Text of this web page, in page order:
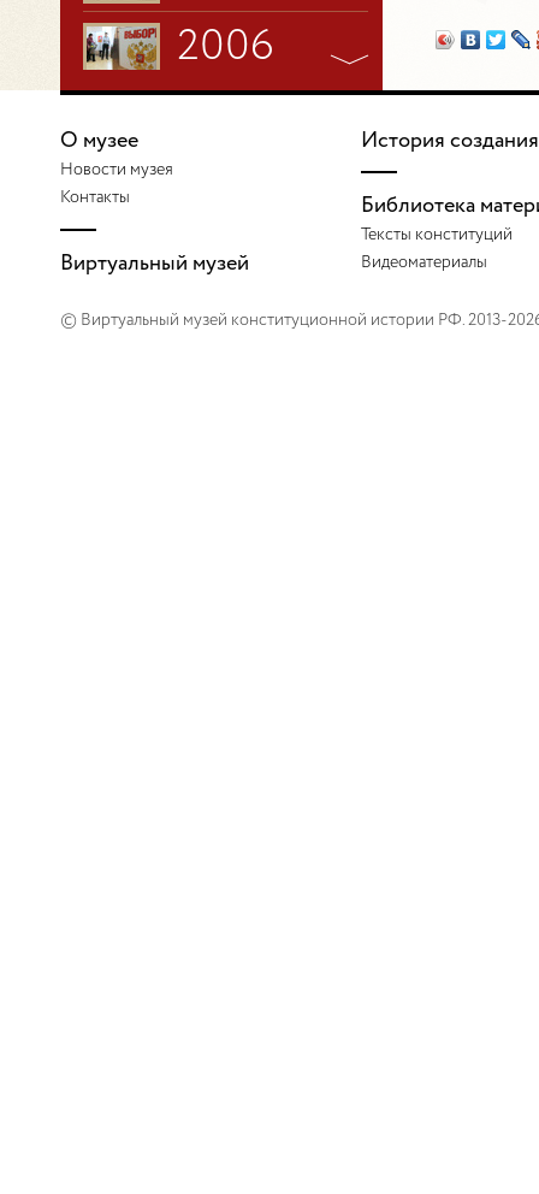
2006
2009
2010
О музее
Новости музея
Контакты
Виртуальный музей
История создания
Библиотека
Тексты конституций
Видеоматериалы
© Виртуальный музей конституционной истории РФ. 2013-